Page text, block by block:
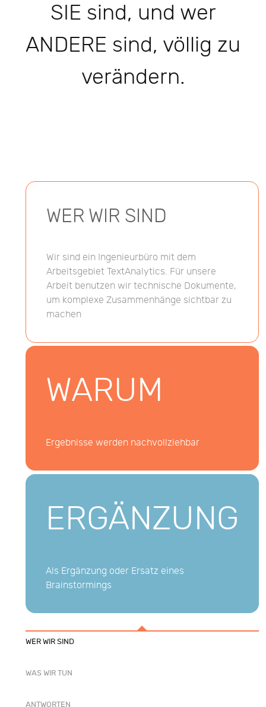
SIE sind, und wer
ANDERE sind, völlig zu
verändern.
WER WIR SIND
WAS WIR TUN
ANTWORTEN
WER WIR SIND
Wir sind ein Ingenieurbüro mit dem
Arbeitsgebiet TextAnalytics. Für unsere
Arbeit benutzen wir technische Dokumente,
um komplexe Zusammenhänge sichtbar zu
machen
WARUM
Ergebnisse werden nachvollziehbar
ERGÄNZUNG
Als Ergänzung oder Ersatz eines
Brainstormings